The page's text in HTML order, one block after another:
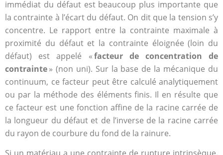
immédiat du défaut est beaucoup plus importante que
la contrainte à l’écart du défaut. On dit que la tension s’y
concentre. Le rapport entre la contrainte maximale à
proximité du défaut et la contrainte éloignée (loin du
défaut) est appelé «facteur de concentration de
contrainte» (non uni). Sur la base de la mécanique du
continuum, ce facteur peut être calculé analytiquement
ou par la méthode des éléments finis. Il en résulte que
ce facteur est une fonction affine de la racine carrée de
la longueur du défaut et de l’inverse de la racine carrée
du rayon de courbure du fond de la rainure.